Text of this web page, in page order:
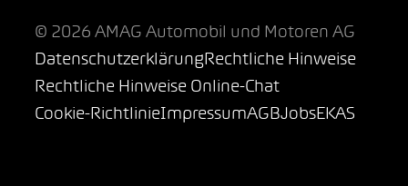
© 2026 AMAG Automobil und Motoren AG
DatenschutzerklärungRechtliche Hinweise
Rechtliche Hinweise Online-Chat
Cookie-RichtlinieImpressumAGBJobsEKAS